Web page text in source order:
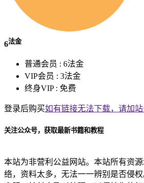
6法金
普通会员 : 6法金
VIP会员 : 3法金
终身VIP : 免费
登录后购买如有链接无法下载，请加站
关注公众号，获取最新书籍和教程
本站为非营利公益网站。本站所有资
络，资料太多，无法一一辨别是否侵